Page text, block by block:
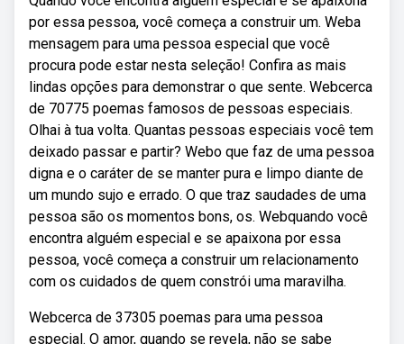
por essa pessoa, você começa a construir um. Weba
mensagem para uma pessoa especial que você
procura pode estar nesta seleção! Confira as mais
lindas opções para demonstrar o que sente. Webcerca
de 70775 poemas famosos de pessoas especiais.
Olhai à tua volta. Quantas pessoas especiais você tem
deixado passar e partir? Webo que faz de uma pessoa
digna e o caráter de se manter pura e limpo diante de
um mundo sujo e errado. O que traz saudades de uma
pessoa são os momentos bons, os. Webquando você
encontra alguém especial e se apaixona por essa
pessoa, você começa a construir um relacionamento
com os cuidados de quem constrói uma maravilha.
Webcerca de 37305 poemas para uma pessoa
especial. O amor, quando se revela, não se sabe